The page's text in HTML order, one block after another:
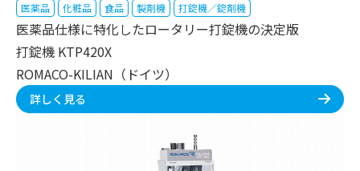
医薬品 化粧品 食品 製剤機 打錠機／錠剤機
医薬品仕様に特化したロータリー打錠機の決定版
打錠機 KTP420X
ROMACO-KILIAN（ドイツ）
詳しく見る